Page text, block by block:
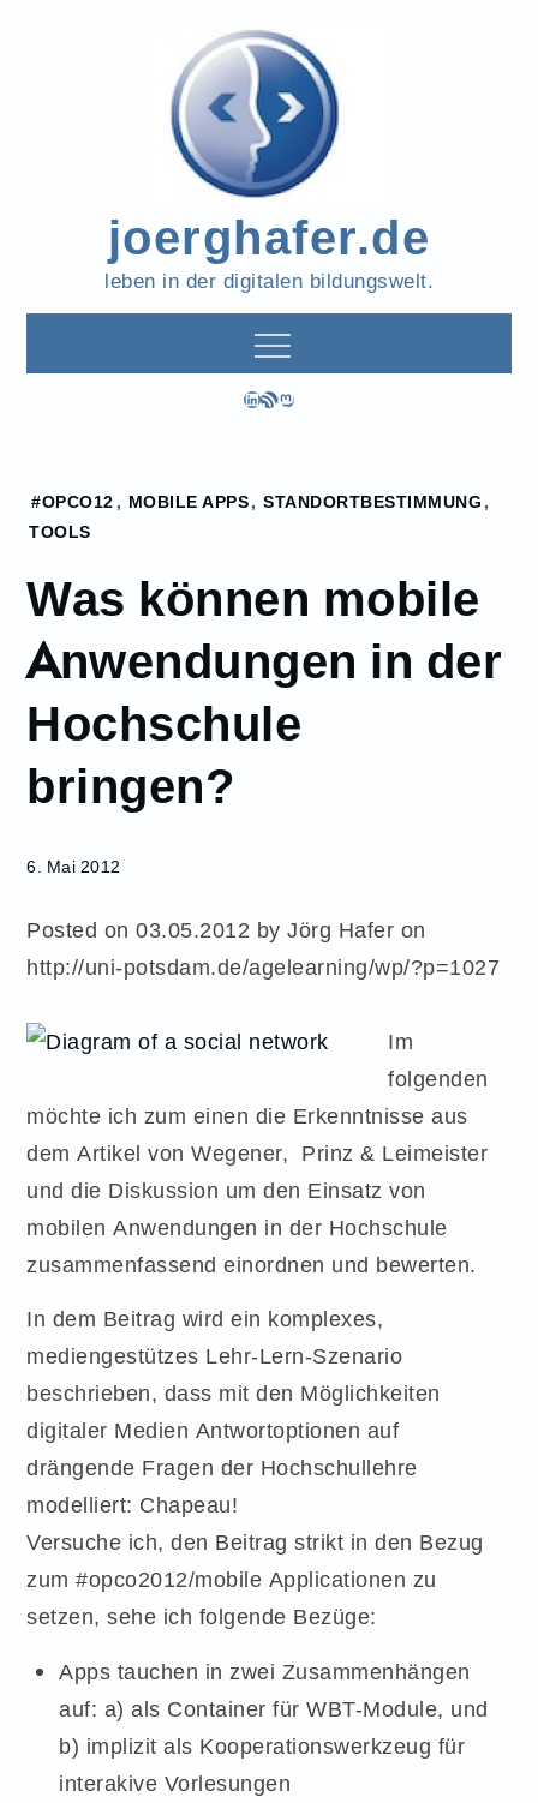
joerghafer.de
leben in der digitalen bildungswelt.
LinkedIn
RSS-FeedMastodon
Home
2012
6
Was können
mobile
Anwendungen
in der
Hochschule
bringen?
#OPCO12 , MOBILE APPS, STANDORTBESTIMMUNG ,
TOOLS
Was können mobile
Anwendungen in der
Hochschule
bringen?
6. Mai 2012
Posted on 03.05.2012 by Jörg Hafer on
http://uni-potsdam.de/agelearning/wp/?p=1027
Im
folgenden
möchte ich zum einen die Erkenntnisse aus
dem Artikel von Wegener, Prinz & Leimeister
und die Diskussion um den Einsatz von
mobilen Anwendungen in der Hochschule
zusammenfassend einordnen und bewerten.
In dem Beitrag wird ein komplexes,
mediengestützes Lehr-Lern-Szenario
beschrieben, dass mit den Möglichkeiten
digitaler Medien Antwortoptionen auf
drängende Fragen der Hochschullehre
modelliert: Chapeau!
Versuche ich, den Beitrag strikt in den Bezug
zum #opco2012/mobile Applicationen zu
setzen, sehe ich folgende Bezüge:
Apps tauchen in zwei Zusammenhängen
auf: a) als Container für WBT-Module, und
b) implizit als Kooperationswerkzeug für
interakive Vorlesungen